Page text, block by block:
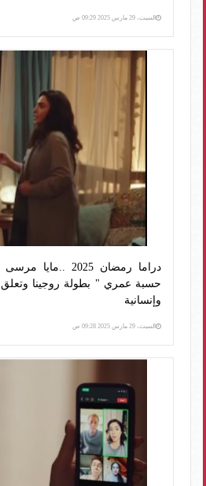
السبت، 29 مارس 2025 09:29 ص
دراما رمضان
حسبة عمري " بطولة روجينا
وإنسانية
السبت، 29 مارس 2025 09:28 ص